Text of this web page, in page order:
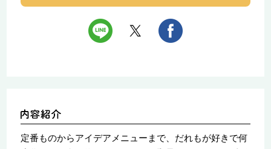
定番ものからアイデアメニューまで、だれもが好きで何